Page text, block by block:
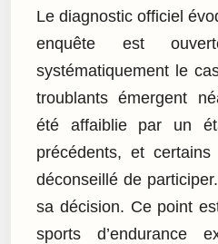
Le diagnostic officiel
enquête est
systématiquement le
troublants émergent
été affaiblie par un
précédents, et
déconseillé de
sa décision. Ce point
sports d’endurance